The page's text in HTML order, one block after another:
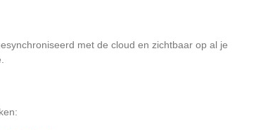
met de cloud en zichtbaar op al je